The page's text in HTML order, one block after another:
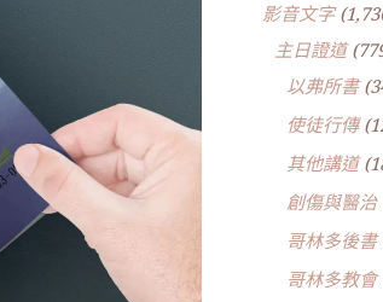
影音文字
主日證道
以弗所書
使徒行傳
其他講道
創傷與醫治
哥林多後書
哥林多教會